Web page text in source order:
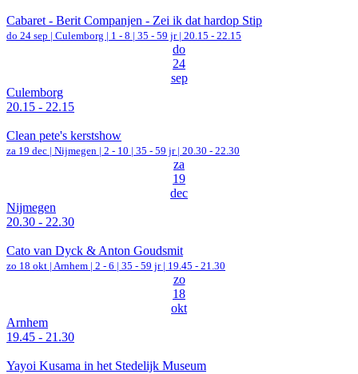
Cabaret - Berit Companjen - Zei ik dat hardop Stip
do 24 sep | Culemborg | 1 - 8 | 35 - 59 jr | 20.15 - 22.15
do
24
sep
Culemborg
20.15 - 22.15
Clean pete's kerstshow
za 19 dec | Nijmegen | 2 - 10 | 35 - 59 jr | 20.30 - 22.30
za
19
dec
Nijmegen
20.30 - 22.30
Cato van Dyck & Anton Goudsmit
zo 18 okt | Arnhem | 2 - 6 | 35 - 59 jr | 19.45 - 21.30
zo
18
okt
Arnhem
19.45 - 21.30
Yayoi Kusama in het Stedelijk Museum